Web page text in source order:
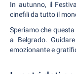
In autunno, il
cinefili da tutto il
Speriamo che
a Belgrado.
emozionante e